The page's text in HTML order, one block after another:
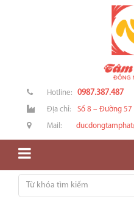
Hotline: 0987.387.487
Địa chỉ: Số 8 – Đường 57
Mail: